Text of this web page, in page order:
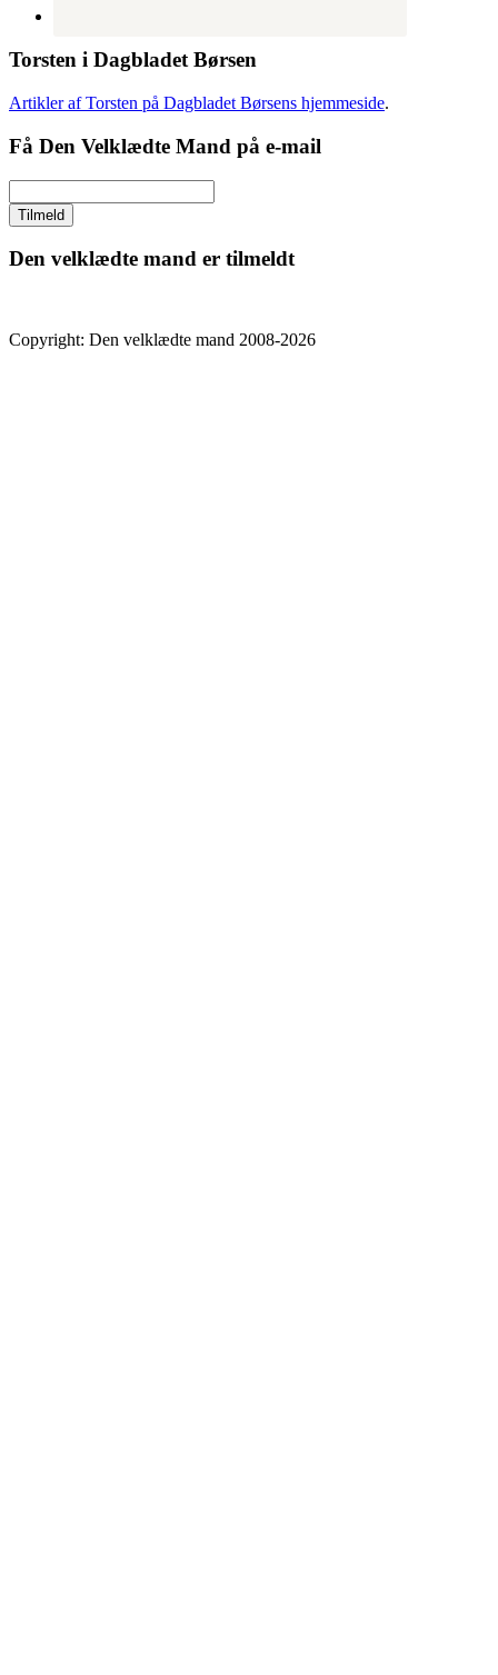
Torsten i Dagbladet Børsen
Artikler af Torsten på Dagbladet Børsens hjemmeside.
Få Den Velklædte Mand på e-mail
Den velklædte mand er tilmeldt
Copyright: Den velklædte mand 2008-2026